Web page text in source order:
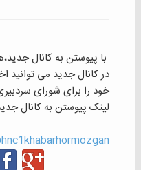
با پیوستن به کانال
در کانال جدید می توانید
خود را برای شورای
لینک پیوستن به کانال
hnc1khabarhormozgan@